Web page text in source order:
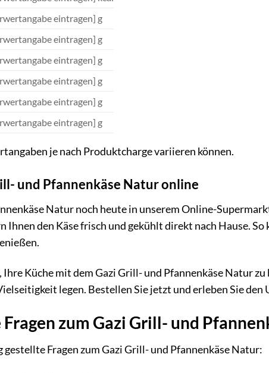
eintragen] g
eintragen] g
eintragen] g
eintragen] g
eintragen] g
eintragen] g
je nach Produktcharge variieren können.
und Pfannenkäse Natur online
Natur noch heute in unserem Online-
den Käse frisch und gekühlt direkt nach Hause. So
Küche mit dem Gazi Grill- und Pfannenkäse Natur
legen. Bestellen Sie jetzt und erleben Sie den
zum Gazi Grill- und
Fragen zum Gazi Grill- und Pfannenkäse Natur: